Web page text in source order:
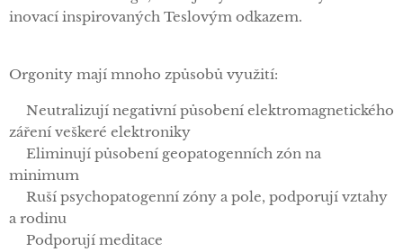
inovací inspirovaných Teslovým odkazem.
Orgonity mají mnoho způsobů využití:
✅Neutralizují negativní působení elektromagnetického
záření veškeré elektroniky
✅Eliminují působení geopatogenních zón na
minimum
✅Ruší psychopatogenní zóny a pole, podporují vztahy
a rodinu
✅Podporují meditace